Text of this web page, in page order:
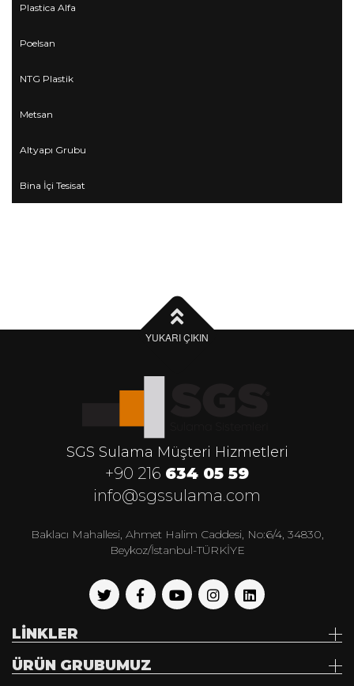
Plastica Alfa
Poelsan
NTG Plastik
Metsan
Altyapı Grubu
Bina İçi Tesisat
YUKARI ÇIKIN
SGS Sulama Müşteri Hizmetleri
+90 216 634 05 59
info@sgssulama.com
Baklacı Mahallesi, Ahmet Halim Caddesi, No:6/4, 34830,
Beykoz/İstanbul-TÜRKİYE
LİNKLER
ÜRÜN GRUBUMUZ